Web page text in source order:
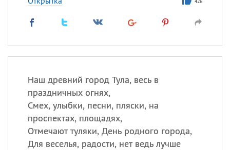
Наш древний город Тула, весь в
праздничных огнях,
Смех, улыбки, песни, пляски, на
проспектах, площадях,
Отмечают туляки, День родного города,
Для веселья, радости, нет ведь лучше